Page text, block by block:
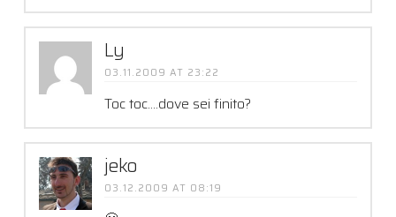
Ly
03.11.2009 AT 23:22
Toc toc….dove sei finito?
jeko
03.12.2009 AT 08:19